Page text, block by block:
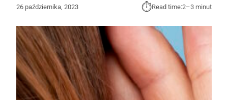
26 października, 2023 ⏱︎Read time:2–3 minut